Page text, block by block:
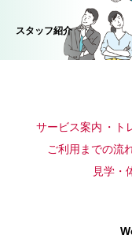
スタッフ紹介
サービス案内 ト
ご利用までの流
見学・